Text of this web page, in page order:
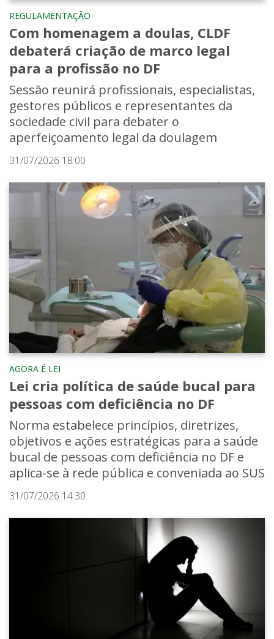
REGULAMENTAÇÃO
Com homenagem a doulas, CLDF
debaterá criação de marco legal
para a profissão no DF
Sessão reunirá profissionais, especialistas,
gestores públicos e representantes da
sociedade civil para debater o
aperfeiçoamento legal da doulagem
31/07/2026 18:00
AGORA É LEI
Lei cria política de saúde bucal para
pessoas com deficiência no DF
Norma estabelece princípios, diretrizes,
objetivos e ações estratégicas para a saúde
bucal de pessoas com deficiência no DF e
aplica-se à rede pública e conveniada ao SUS
31/07/2026 14:30